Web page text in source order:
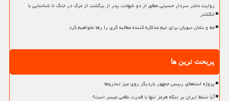
روایت دختر سردار حسینی مطلق از دو شهادت پدر از برگشت از مرگ در جنگ تا شناسایی با
انگشتر
خط و نشان نبویان برای تیم مذاکره کننده مطالبه گری را رها نخواهیم کرد
پربحث ترین ها
پروژه استعفای رییس جمهور باردیگر روی میز تندروها
آیا تسلط ایران بر تنگه هرمز تنها با قدرت نظامی میسر است؟